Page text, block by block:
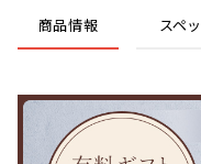
商品情報 スペ